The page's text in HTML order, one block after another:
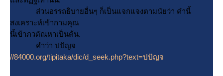
ส่วนอรรถธิบายอื่นๆ ก็เป็นแจกแจงตามนัยว่า คำนี้
สงเคราะห์เข้ากามคุณ
นี้เข้าภวตัณหาเป็นต้น.
คำว่า ปปัญจ
//84000.org/tipitaka/dic/d_seek.php?text=ปปัญจ